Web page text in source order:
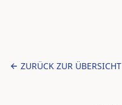
ZURÜCK ZUR ÜBERSICHT